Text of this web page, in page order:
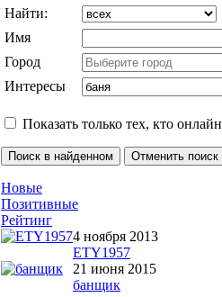
Найти:
Имя
Город
Интересы
Показать только тех, кто онлайн
Новые
Позитивные
Рейтинг
4 ноября 2013
ETY1957
21 июня 2015
банщик